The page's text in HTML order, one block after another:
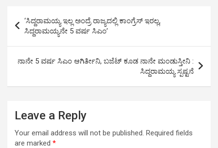
p
p
o
k
er
k
navigation
‘ಸಿದ್ದರಾಮಯ್ಯ ಇಲ್ಲ ಅಂದ್ರೆ ರಾಜ್ಯದಲ್ಲಿ ಕಾಂಗ್ರೆಸ್ ಇರಲ್ಲ,
ಸಿದ್ದರಾಮಯ್ಯನೇ 5 ವರ್ಷ ಸಿಎಂ’
ನಾನೇ 5 ವರ್ಷ ಸಿಎಂ ಆಗಿರ್ತೀನಿ, ಬಜೆಟ್‌ ಕೂಡ ನಾನೇ ಮಂಡುಸ್ತೀನಿ :
ಸಿದ್ದರಾಮಯ್ಯ ಸ್ಪಷ್ಟನೆ
Leave a Reply
Your email address will not be published. Required fields
are marked *